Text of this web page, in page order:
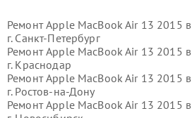
Ремонт Apple MacBook Air 13 2015 в
г. Санкт-Петербург
Ремонт Apple MacBook Air 13 2015 в
г. Краснодар
Ремонт Apple MacBook Air 13 2015 в
г. Ростов-на-Дону
Ремонт Apple MacBook Air 13 2015 в